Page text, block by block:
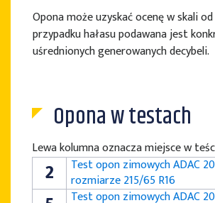
Opona może uzyskać ocenę w skali
przypadku hałasu podawana jest
uśrednionych generowanych decybeli.
Opona w testach
Lewa kolumna oznacza miejsce w
2
Test opon zimowych ADAC
rozmiarze 215/65 R16
Test opon zimowych ADAC